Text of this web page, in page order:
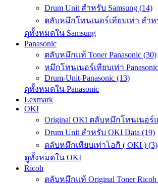
Drum Unit สำหรับ Samsung (14)
ตลับหมึกโทนเนอร์เทียบเท่า สำหรั
ดูทั้งหมดใน Samsung
Panasonic
ตลับหมึกแท้ Toner Panasonic (30)
หมึกโทนเนอร์เทียบเท่า
Drum-Unit-Panasonic (13)
ดูทั้งหมดใน Panasonic
Lexmark
OKI
Original OKI ตลับหมึกโทนเนอร์
Drum Unit สำหรับ OKI Data (19)
ตลับหมึกเทียบเท่าโอกิ ( OKI ) (3)
ดูทั้งหมดใน OKI
Ricoh
ตลับหมึกแท้ Original Toner Ricoh